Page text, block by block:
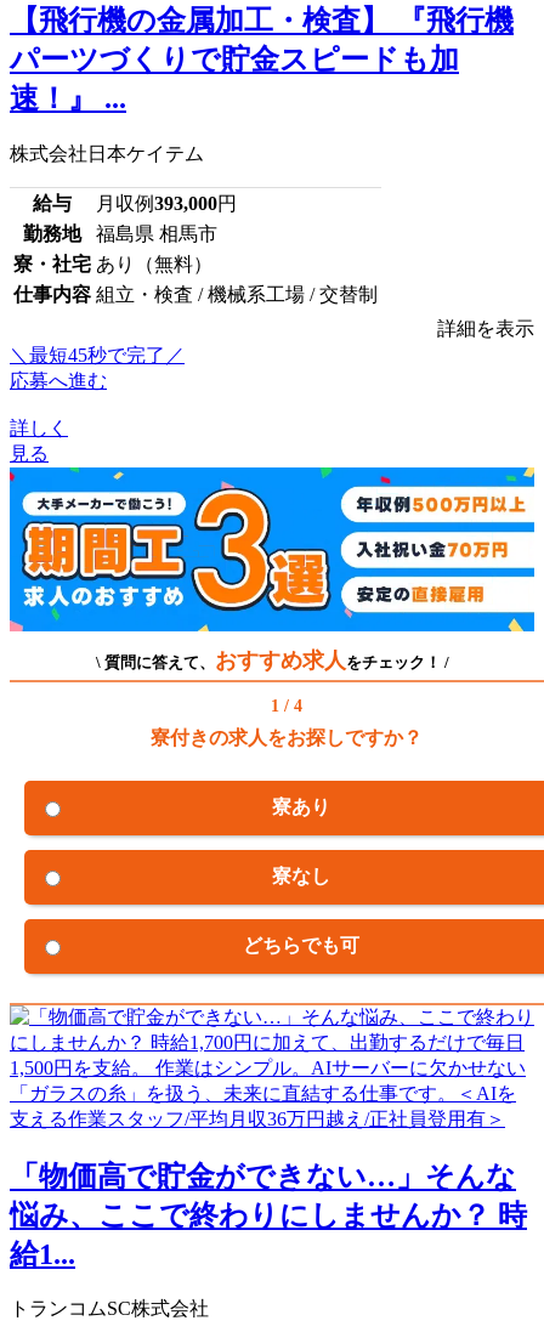
【飛行機の金属加工・検査】 『飛行機
パーツづくりで貯金スピードも加
速！』 ...
株式会社日本ケイテム
給与 月収例393,000円
勤務地
福島県 相馬市
寮・社宅 あり（無料）
仕事内容 組立・検査 / 機械系工場 / 交替制
詳細を表示
＼最短45秒で完了／
応募へ進む
詳しく
見る
\ 質問に答えて、 おすすめ求人 をチェック！ /
1 / 4
寮付きの求人をお探しですか？
寮あり
寮なし
どちらでも可
「物価高で貯金ができない…」そんな
悩み、ここで終わりにしませんか？ 時
給1...
トランコムSC株式会社